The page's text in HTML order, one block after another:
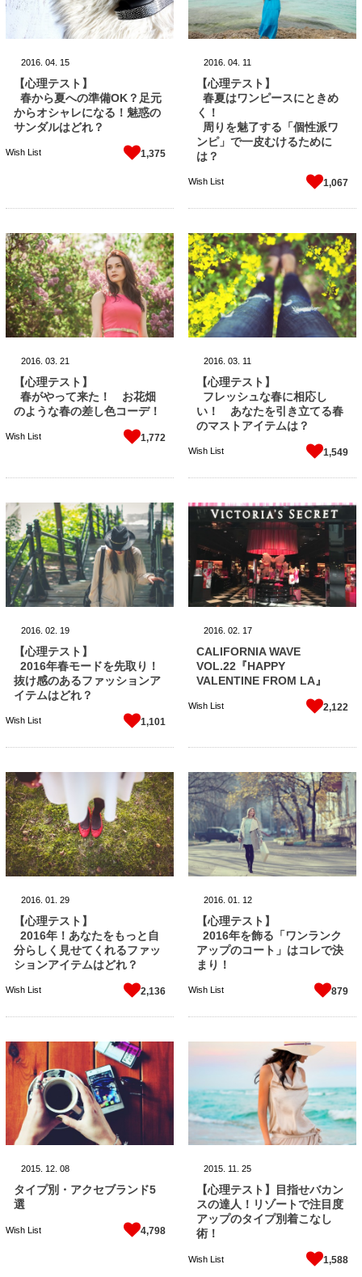
2016. 04. 15
【心理テスト】
春から夏への準備OK？足元
からオシャレになる！魅惑の
サンダルはどれ？
1,375
Wish List
2016. 04. 11
【心理テスト】
春夏はワンピースにときめ
く！
周りを魅了する「個性派ワ
ンピ」で一皮むけるために
は？
1,067
Wish List
2016. 03. 21
【心理テスト】
春がやって来た！ お花畑
のような春の差し色コーデ！
1,772
Wish List
2016. 03. 11
【心理テスト】
フレッシュな春に相応し
い！ あなたを引き立てる春
のマストアイテムは？
1,549
Wish List
2016. 02. 19
【心理テスト】
2016年春モードを先取り！
抜け感のあるファッションア
イテムはどれ？
1,101
Wish List
2016. 02. 17
CALIFORNIA WAVE
VOL.22『HAPPY
VALENTINE FROM LA』
2,122
Wish List
2016. 01. 29
【心理テスト】
2016年！あなたをもっと自
分らしく見せてくれるファッ
ションアイテムはどれ？
2,136
Wish List
2016. 01. 12
【心理テスト】
2016年を飾る「ワンランク
アップのコート」はコレで決
まり！
879
Wish List
2015. 12. 08
タイプ別・アクセブランド5
選
4,798
Wish List
2015. 11. 25
【心理テスト】目指せバカン
スの達人！リゾートで注目度
アップのタイプ別着こなし
術！
1,588
Wish List